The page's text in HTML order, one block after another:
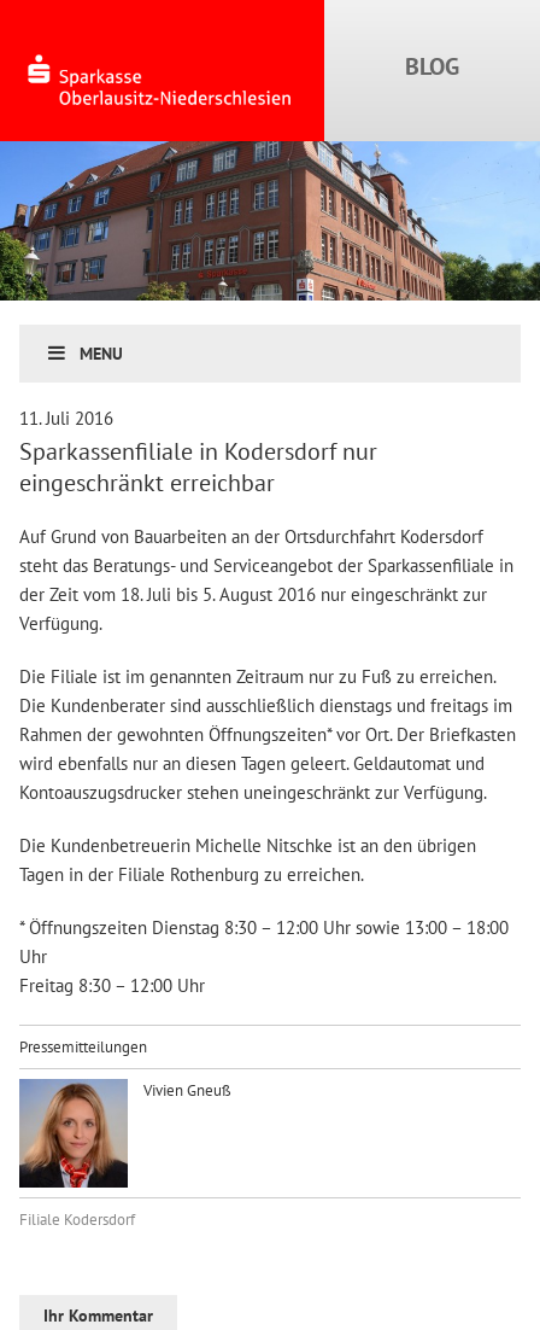
MENU
11. Juli 2016
Sparkassenfiliale in Kodersdorf nur
eingeschränkt erreichbar
Auf Grund von Bauarbeiten an der Ortsdurchfahrt Kodersdorf
steht das Beratungs- und Serviceangebot der Sparkassenfiliale in
der Zeit vom 18. Juli bis 5. August 2016 nur eingeschränkt zur
Verfügung.
Die Filiale ist im genannten Zeitraum nur zu Fuß zu erreichen.
Die Kundenberater sind ausschließlich dienstags und freitags im
Rahmen der gewohnten Öffnungszeiten* vor Ort. Der Briefkasten
wird ebenfalls nur an diesen Tagen geleert. Geldautomat und
Kontoauszugsdrucker stehen uneingeschränkt zur Verfügung.
Die Kundenbetreuerin Michelle Nitschke ist an den übrigen
Tagen in der Filiale Rothenburg zu erreichen.
* Öffnungszeiten Dienstag 8:30 – 12:00 Uhr sowie 13:00 – 18:00
Uhr
Freitag 8:30 – 12:00 Uhr
Pressemitteilungen
Vivien Gneuß
Filiale Kodersdorf
Ihr Kommentar